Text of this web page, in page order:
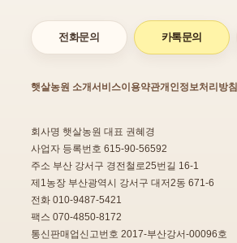
전화문의 카톡문의
햇살농원 소개서비스이용약관개인정보처리방침
회사명 햇살농원 대표 권혜경
사업자 등록번호 615-90-56592
주소 부산 강서구 경전철로25번길 16-1
제1농장 부산광역시 강서구 대저2동 671-6
전화 010-9487-5421
팩스 070-4850-8172
통신판매업신고번호 2017-부산강서-00096호